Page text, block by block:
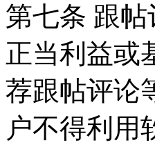
第七条 跟
正当利益或
荐跟帖评论
户不得利用